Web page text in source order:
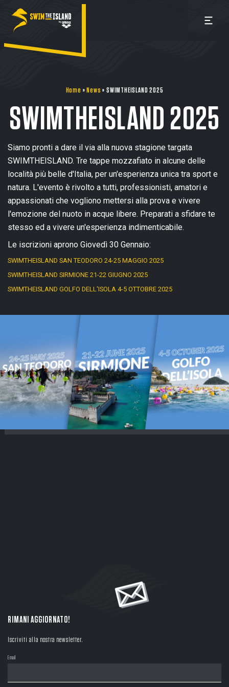
Home » News » SWIMTHEISLAND 2025
SWIMTHEISLAND 2025
Siamo pronti a dare il via alla nuova stagione targata
SWIMTHEISLAND. Tre tappe mozzafiato in alcune delle
località più belle d'Italia, per un'esperienza unica tra sport e
natura. L'evento è rivolto a tutti, professionisti, amatori e
appassionati che vogliono mettersi alla prova e vivere
l'emozione del nuoto in acque libere. Preparati a sfidare te
stesso ed a vivere un'esperienza indimenticabile.
Le iscrizioni aprono Giovedì 30 Gennaio:
SWIMTHEISLAND SAN TEODORO 24-25 MAGGIO 2025
SWIMTHEISLAND SIRMIONE 21-22 GIUGNO 2025
SWIMTHEISLAND GOLFO DELL'ISOLA 4-5 OTTOBRE 2025
RIMANI AGGIORNATO!
Iscriviti alla nostra newsletter.
Email